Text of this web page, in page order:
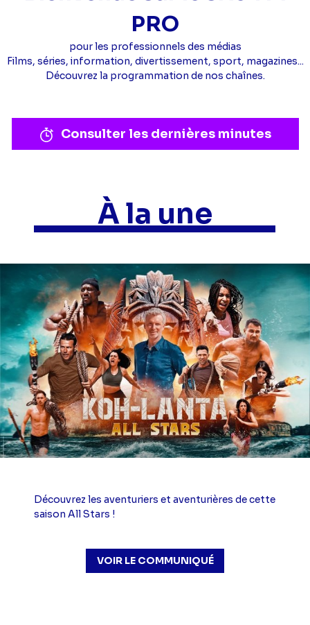
PRO
pour les professionnels des médias
Films, séries, information, divertissement, sport, magazines...
Découvrez la programmation de nos chaînes.
Consulter les dernières minutes
À la une
Découvrez les aventuriers et aventurières de cette
saison All Stars !
VOIR LE COMMUNIQUÉ